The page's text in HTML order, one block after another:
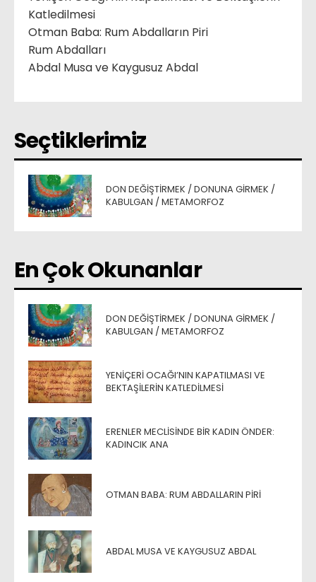
Katledilmesi
Otman Baba: Rum Abdalların Piri
Rum Abdalları
Abdal Musa ve Kaygusuz Abdal
Seçtiklerimiz
DON DEĞIŞTIRMEK / DONUNA GIRMEK /
KABULGAN / METAMORFOZ
En Çok Okunanlar
DON DEĞIŞTIRMEK / DONUNA GIRMEK /
KABULGAN / METAMORFOZ
YENIÇERI OCAĞI’NIN KAPATILMASI VE
BEKTAŞILERIN KATLEDILMESI
ERENLER MECLISINDE BIR KADIN ÖNDER:
KADINCIK ANA
OTMAN BABA: RUM ABDALLARIN PIRI
ABDAL MUSA VE KAYGUSUZ ABDAL